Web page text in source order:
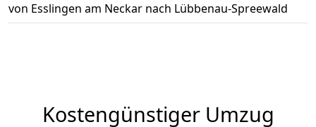
von Esslingen am Neckar nach Lübbenau-Spreewald
Kostengünstiger Umzug